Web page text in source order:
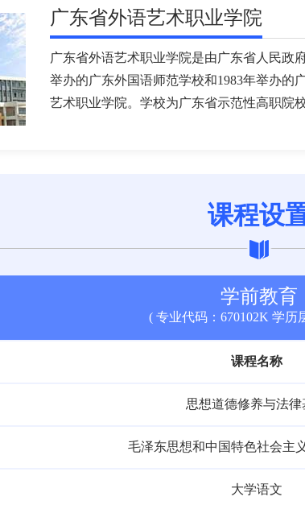
广东省外语艺术职业学院
广东省外语艺术职业学院是由广东省人民政
举办的广东外国语师范学校和1983年举办的
艺术职业学院。学校为广东省示范性高职院
课程设
学前教育
( 专业代码：670102K 学历
课程名称
思想道德修养与法律
毛泽东思想和中国特色社会主
大学语文